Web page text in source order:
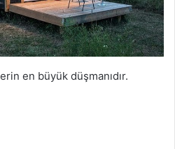
en büyük düşmanıdır.